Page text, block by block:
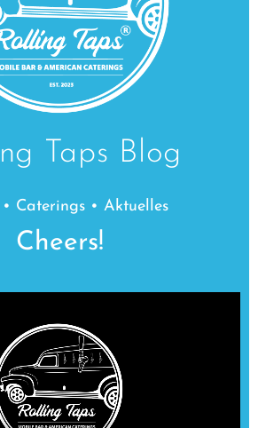
Taps Blog
• Caterings • Aktuelles
Cheers!